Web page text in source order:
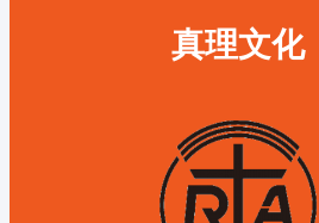
真理文化